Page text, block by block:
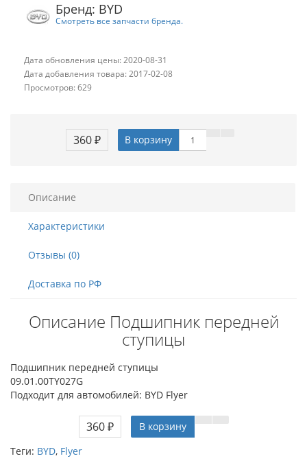
Бренд: BYD
Смотреть все запчасти бренда.
Дата обновления цены: 2020-08-31
Дата добавления товара: 2017-02-08
Просмотров: 629
360 ₽ В корзину
Описание
Характеристики
Отзывы (0)
Доставка по РФ
Описание Подшипник передней
ступицы
Подшипник передней ступицы
09.01.00TY027G
Подходит для автомобилей: BYD Flyer
360 ₽
В корзину
Теги: BYD, Flyer